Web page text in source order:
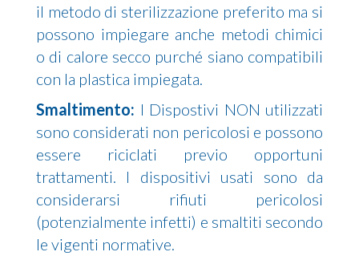
il metodo di sterilizzazione preferito ma si
possono impiegare anche metodi chimici
o di calore secco purché siano compatibili
con la plastica impiegata.
Smaltimento: I Dispostivi NON utilizzati
sono considerati non pericolosi e possono
essere riciclati previo opportuni
trattamenti. I dispositivi usati sono da
considerarsi rifiuti pericolosi
(potenzialmente infetti) e smaltiti secondo
le vigenti normative.